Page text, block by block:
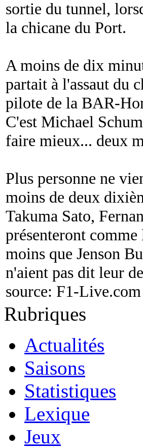
sortie du tunnel,
la chicane du Port.
A moins de dix
partait à l'assaut du
pilote de la BAR-
C'est Michael
faire mieux... deux
Plus personne ne
moins de deux
Takuma Sato,
présenteront
moins que Jenson
n'aient pas dit leur
source: F1-Live.com
Rubriques
Actualités
Saisons
Statistiques
Lexique
Jeux